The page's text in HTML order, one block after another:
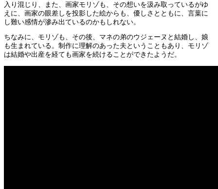
入り混じり、また、画家モリゾも、その想いを汲み取っているがゆ
えに、画家の眼差しを投影した絵からも、優しさとともに、言葉に
し難い感情が滲み出ているのかもしれない。
ちなみに、モリゾも、その後、マネの弟のウジェーヌと結婚し、娘
も生まれている。制作に理解のあった夫ということもあり、モリゾ
は結婚や出産を経ても画家を続けることができたようだ。